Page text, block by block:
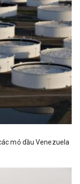
mỏ dầu Venezuela